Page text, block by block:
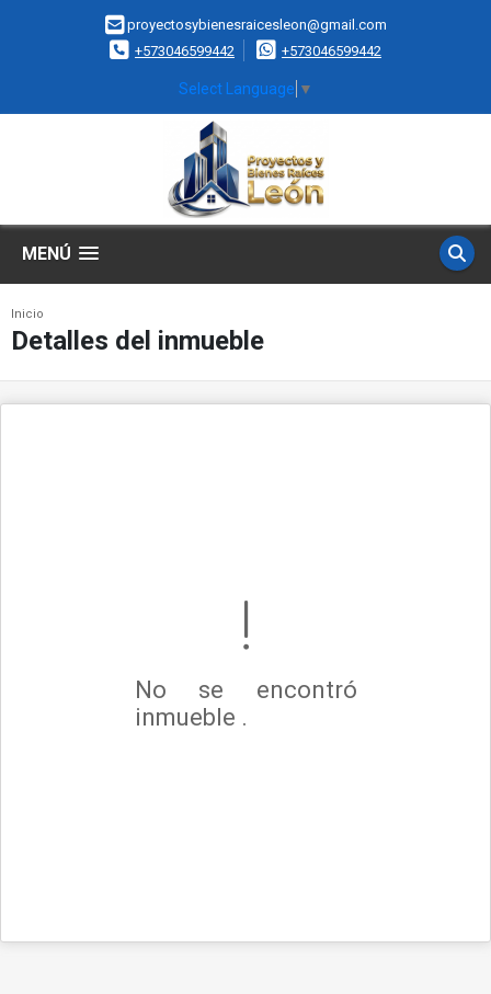
proyectosybienesraicesleon@gmail.com
+573046599442
+573046599442
Select Language ▼
MENÚ
Inicio
Detalles del inmueble
No se encontró
inmueble .